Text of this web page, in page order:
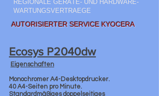
AUTORISIERTER SERVICE KYOCERA
REGIONALE GERÄTE- UND HARDWARE-
WARTUNGSVERTRAEGE
Ecosys P2040dw
Eigenschaften
Monochromer A4-Desktopdrucker.
40 A4-Seiten pro Minute.
Standardmäßiges doppelseitiges